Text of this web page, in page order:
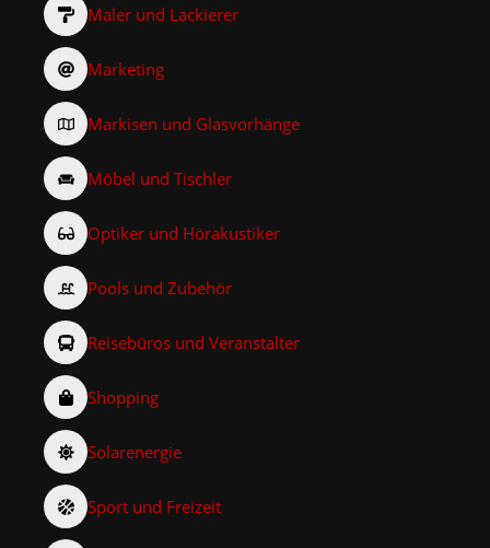
Maler und Lackierer
Marketing
Markisen und Glasvorhänge
Möbel und Tischler
Optiker und Hörakustiker
Pools und Zubehör
Reisebüros und Veranstalter
Shopping
Solarenergie
Sport und Freizeit